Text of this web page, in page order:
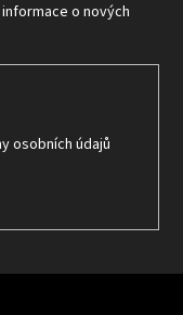
o nových
osobních údajů